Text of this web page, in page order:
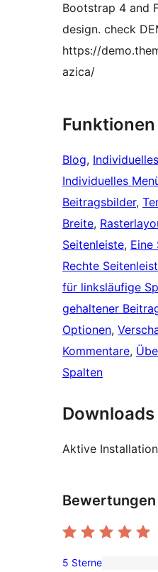
Bootstrap 4 and
design. check
https://
azica/
Funktionen
Blog,
Individuelles
Beitragsbilder,
Breite,
Seitenleiste, Eine
Rechte
für linksläufige
gehaltener
Optionen,
Kommentare,
Spalten
Downloads
Aktive
Bewertungen
5 Sterne